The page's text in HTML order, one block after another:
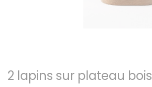
2 lapins sur plateau bois